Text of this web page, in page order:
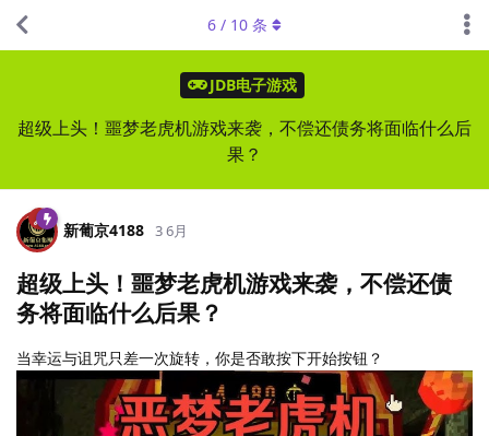
JDB电子游戏
超级上头！噩梦老虎机游戏来袭，不偿还债务将面临什么后
果？
6 / 10 条
新葡京4188 3 6月
超级上头！噩梦老虎机游戏来袭，不偿还债
务将面临什么后果？
当幸运与诅咒只差一次旋转，你是否敢按下开始按钮？